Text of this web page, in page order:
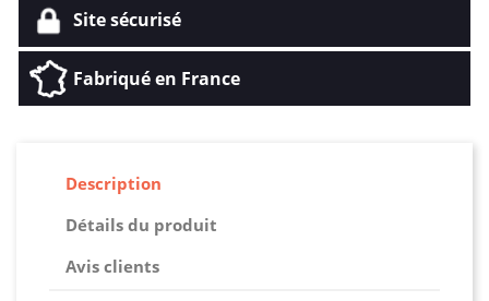
Site sécurisé
Fabriqué en France
Description
Détails du produit
Avis clients